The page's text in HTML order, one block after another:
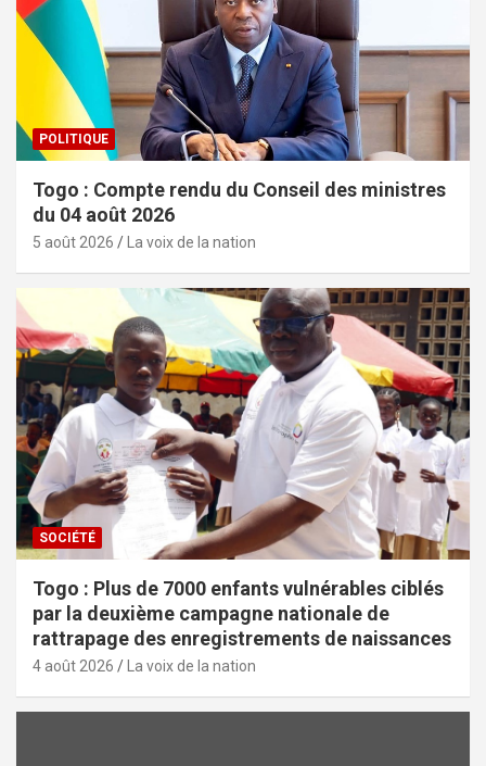
POLITIQUE
Togo : Compte rendu du Conseil des ministres
du 04 août 2026
5 août 2026 La voix de la nation
SOCIÉTÉ
Togo : Plus de 7000 enfants vulnérables ciblés
par la deuxième campagne nationale de
rattrapage des enregistrements de naissances
4 août 2026 La voix de la nation